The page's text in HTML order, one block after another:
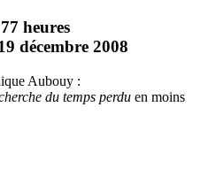
heures
décembre 2008
Aubouy :
du temps perdu en moins